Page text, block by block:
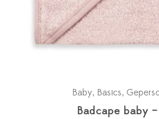
Baby, Basics,
Badcape baby